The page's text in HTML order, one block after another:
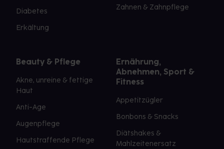
Diabetes
Erkältung
Zahnen & Zahnpflege
Beauty & Pflege
Akne, unreine & fettige
Haut
Anti-Age
Augenpflege
Hautstraffende Pflege
Ernährung,
Abnehmen, Sport &
Fitness
Appetitzügler
Bonbons & Snacks
Diätshakes &
Mahlzeitenersatz